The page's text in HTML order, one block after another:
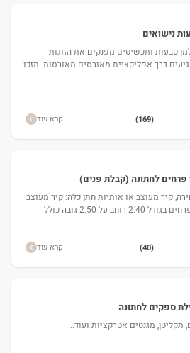
נישואים
טבעות ותכשיטים מפנקים את הזוגות
דרך אפליקציית מאורסים מאורסות. תזכו
(169) קרא עוד
פרחים לחתונה (קבלת פנים)
קיר מעוצב או אותיות חתן כלה: קיר מעוצב
- מפרחים בגודל 2.40 רוחב על 2.50 גובה כולל
(40) קרא עוד
ספקים לחתונה
תקליטן, מגנטים אטרקציות ועוד...